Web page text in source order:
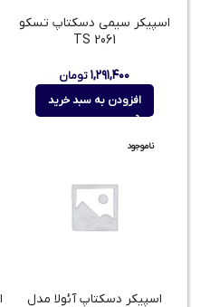
اسپیکر سیمی دسکتاپ تسکو
TS 2061
۱,۲۹۱,۴۰۰تومان
افزودن به سبد خرید
ناموجود
اسپیکر دسکتاپ آئولا مدل